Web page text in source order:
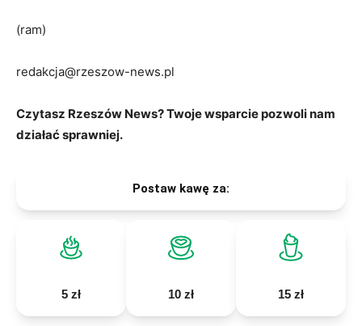
(ram)
redakcja@rzeszow-news.pl
Czytasz Rzeszów News? Twoje wsparcie pozwoli nam
działać sprawniej.
Postaw kawę za:
5 zł 10 zł 15 zł